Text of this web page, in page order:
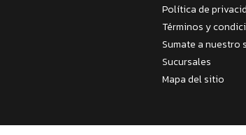
Política de
Términos y
Sumate a nuestro
Sucursales
Mapa del sitio